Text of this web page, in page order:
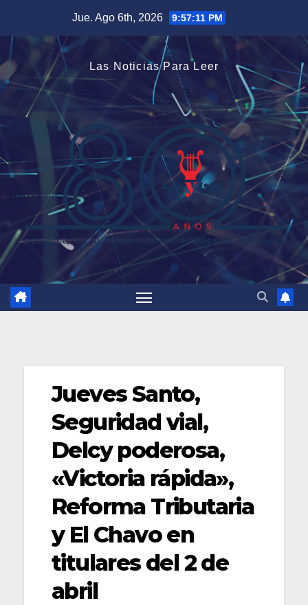
contenido
Jue. Ago 6th, 2026 9:57:12 PM
Las Noticias Para Leer
Jueves Santo,
Seguridad vial,
Delcy poderosa,
«Victoria rápida»,
Reforma Tributaria
y El Chavo en
titulares del 2 de
abril